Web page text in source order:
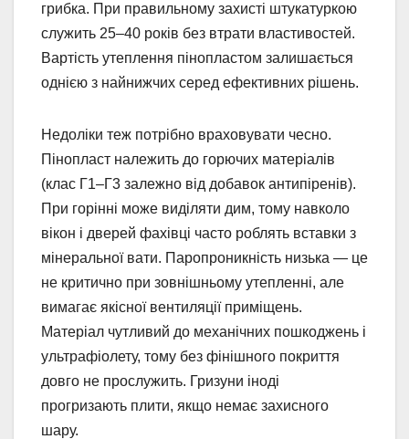
грибка. При правильному захисті штукатуркою
служить 25–40 років без втрати властивостей.
Вартість утеплення пінопластом залишається
однією з найнижчих серед ефективних рішень.
Недоліки теж потрібно враховувати чесно.
Пінопласт належить до горючих матеріалів
(клас Г1–Г3 залежно від добавок антипіренів).
При горінні може виділяти дим, тому навколо
вікон і дверей фахівці часто роблять вставки з
мінеральної вати. Паропроникність низька — це
не критично при зовнішньому утепленні, але
вимагає якісної вентиляції приміщень.
Матеріал чутливий до механічних пошкоджень і
ультрафіолету, тому без фінішного покриття
довго не прослужить. Гризуни іноді
прогризають плити, якщо немає захисного
шару.